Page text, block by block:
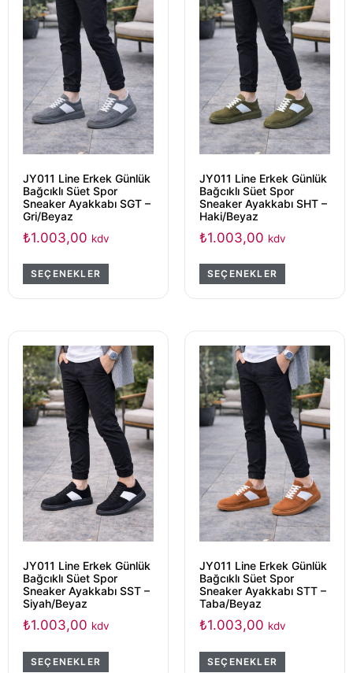
JY011 Line Erkek Günlük
Bağcıklı Süet Spor
Sneaker Ayakkabı SGT –
Gri/Beyaz
₺1.003,00 kdv
SEÇENEKLER
JY011 Line Erkek Günlük
Bağcıklı Süet Spor
Sneaker Ayakkabı SHT –
Haki/Beyaz
₺1.003,00 kdv
SEÇENEKLER
JY011 Line Erkek Günlük
Bağcıklı Süet Spor
Sneaker Ayakkabı SST –
Siyah/Beyaz
₺1.003,00 kdv
SEÇENEKLER
JY011 Line Erkek Günlük
Bağcıklı Süet Spor
Sneaker Ayakkabı STT –
Taba/Beyaz
₺1.003,00 kdv
SEÇENEKLER